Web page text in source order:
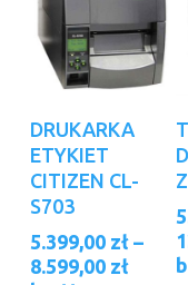
produkt
ma
wiele
wariantów.
Opcje
można
DRUKARKA
ETYKIET
CITIZEN CL-
S703
5.399,00 zł –
8.599,00 zł